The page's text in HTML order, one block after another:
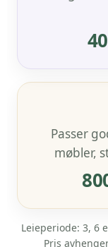
Passer
møbler,
Leieperiode: 3, 6
Pris